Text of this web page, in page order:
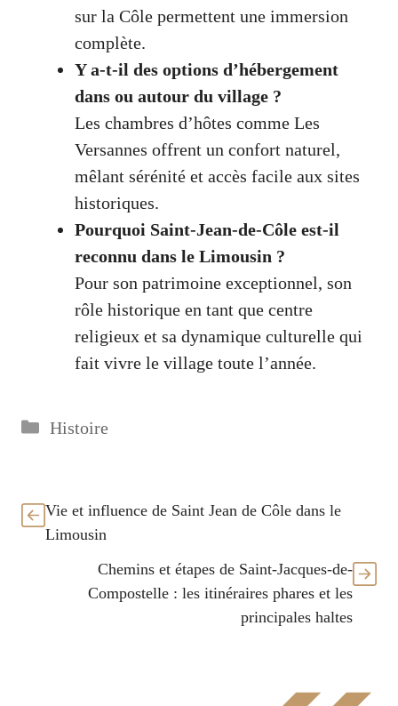
sur la Côle permettent une immersion
complète.
Y a-t-il des options d’hébergement
dans ou autour du village ?
Les chambres d’hôtes comme Les
Versannes offrent un confort naturel,
mêlant sérénité et accès facile aux sites
historiques.
Pourquoi Saint-Jean-de-Côle est-il
reconnu dans le Limousin ?
Pour son patrimoine exceptionnel, son
rôle historique en tant que centre
religieux et sa dynamique culturelle qui
fait vivre le village toute l’année.
Catégories
Histoire
Vie et influence de Saint Jean de Côle dans le
Limousin
Chemins et étapes de Saint-Jacques-de-
Compostelle : les itinéraires phares et les
principales haltes